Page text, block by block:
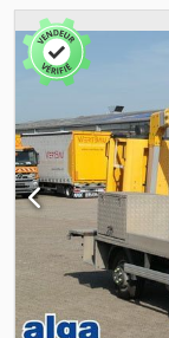
de frappe et de
découle
garanties écrites.
km ou de plus de
professionnels.